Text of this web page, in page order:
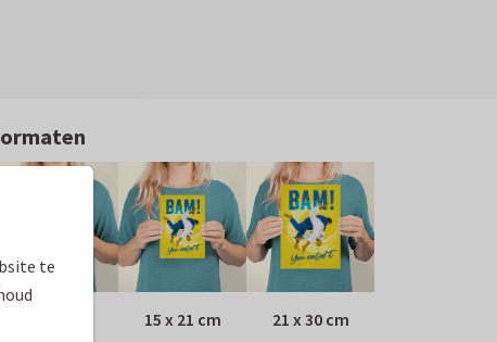
15 x 21 cm 21 x 30 cm
te